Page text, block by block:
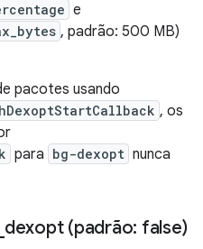
e
, padrão: 500 MB)
pacotes usando
, os
para bg-dexopt nunca
dexopt (padrão: false)